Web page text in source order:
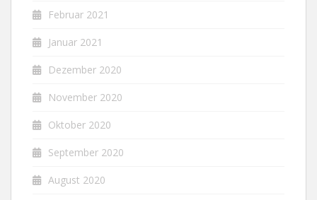
Februar 2021
Januar 2021
Dezember 2020
November 2020
Oktober 2020
September 2020
August 2020